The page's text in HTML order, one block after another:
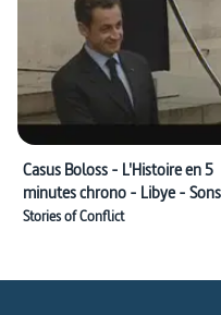
Casus Boloss - L'Histoire en 5
minutes chrono - Libye -
anarchy
Stories of Conflict